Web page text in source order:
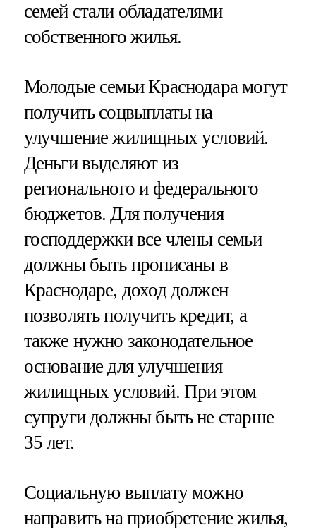
семей стали обладателями
собственного жилья.
Молодые семьи Краснодара могут
получить соцвыплаты на
улучшение жилищных условий.
Деньги выделяют из
регионального и федерального
бюджетов. Для получения
господдержки все члены семьи
должны быть прописаны в
Краснодаре, доход должен
позволять получить кредит, а
также нужно законодательное
основание для улучшения
жилищных условий. При этом
супруги должны быть не старше
35 лет.
Социальную выплату можно
направить на приобретение жилья,